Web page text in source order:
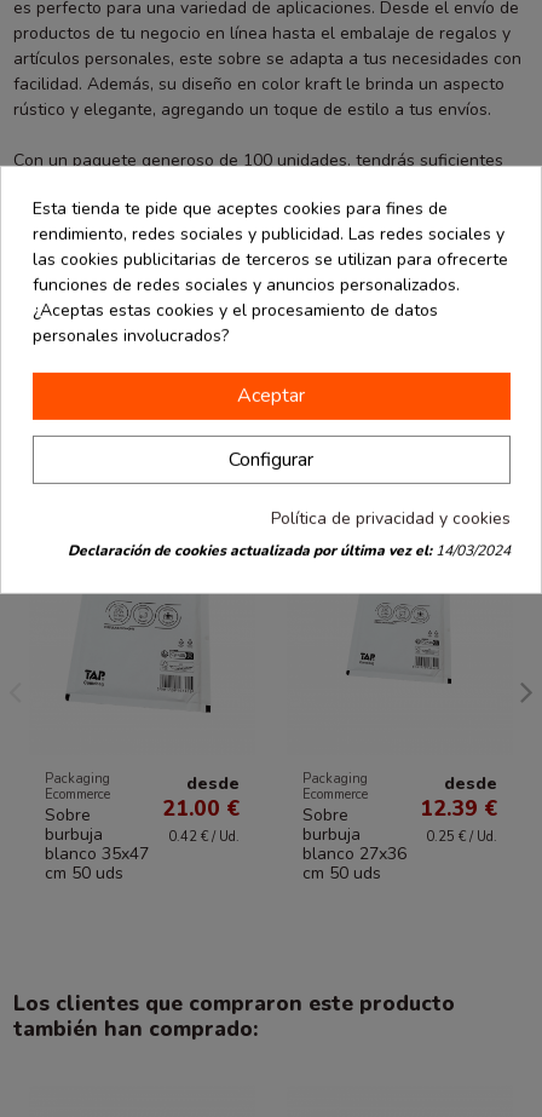
es perfecto para una variedad de aplicaciones. Desde el envío de
productos de tu negocio en línea hasta el embalaje de regalos y
artículos personales, este sobre se adapta a tus necesidades con
facilidad. Además, su diseño en color kraft le brinda un aspecto
rústico y elegante, agregando un toque de estilo a tus envíos.
Con un paquete generoso de 100 unidades, tendrás suficientes
tiempo. Simplifica tus envíos y protege tus artículos con estos
sobres de burbuja de alta calidad. Aprovecha todas las ventajas
que ofrecen y asegura la seguridad y la satisfacción tanto para ti
como para tus destinatarios.
También podría interesarle
Packaging
Ecommerce
Sobre
burbuja
blanco 35x47
cm 50 uds
desde
21.00 €
0.42 € / Ud.
Packaging
Ecommerce
Sobre
burbuja
blanco 27x36
cm 50 uds
desde
12.39 €
0.25 € / Ud.
Los clientes que compraron este producto
también han comprado:
Esta tienda te pide que aceptes cookies para fines de
rendimiento, redes sociales y publicidad. Las redes sociales y
las cookies publicitarias de terceros se utilizan para ofrecerte
funciones de redes sociales y anuncios personalizados.
¿Aceptas estas cookies y el procesamiento de datos
personales involucrados?
Aceptar
Configurar
Política de privacidad y cookies
Declaración de cookies actualizada por última vez el:14/03/2024